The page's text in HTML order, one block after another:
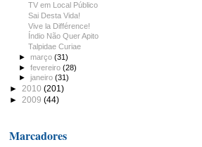
TV em Local Público
Sai Desta Vida!
Vive la Différence!
Índio Não Quer Apito
Talpidae Curiae
►março(31)
►fevereiro(28)
►janeiro(31)
► 2010 (201)
► 2009 (44)
Marcadores